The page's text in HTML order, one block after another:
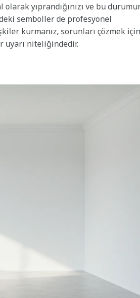
yıprandığınızı ve bu
semboller de profesyonel
kurmanız, sorunları çözmek için
uyarı niteliğindedir.